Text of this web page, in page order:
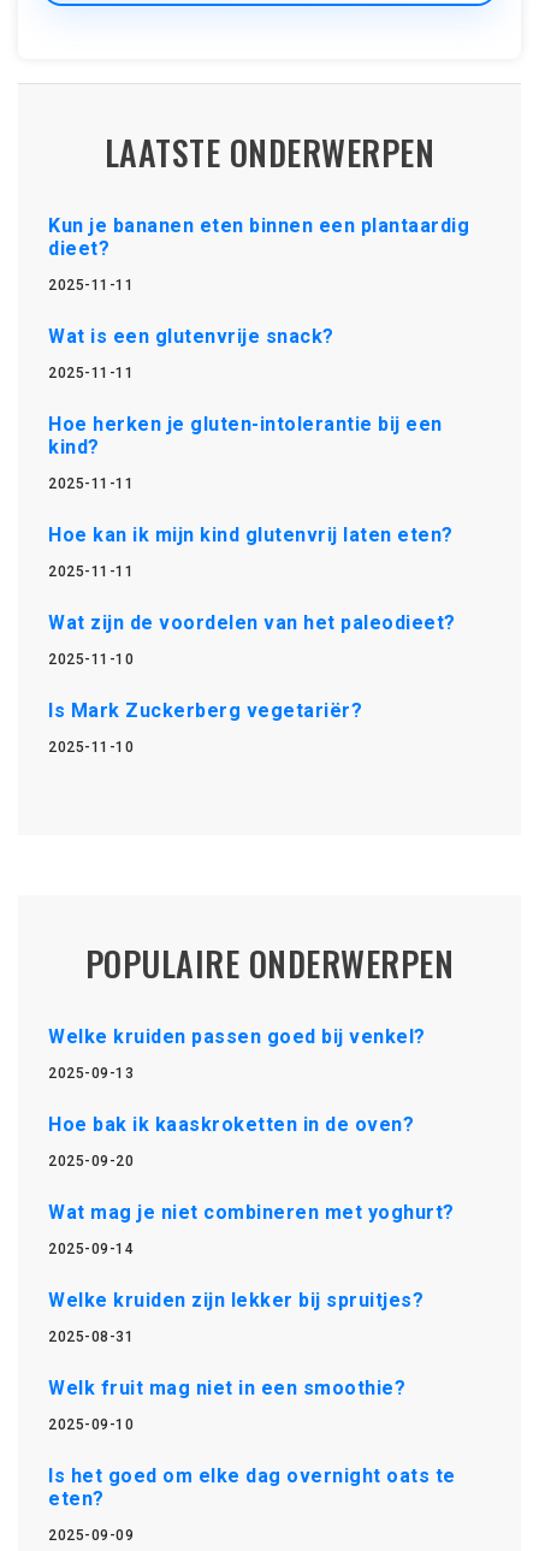
LAATSTE ONDERWERPEN
Kun je bananen eten binnen een plantaardig
dieet?
2025-11-11
Wat is een glutenvrije snack?
2025-11-11
Hoe herken je gluten-intolerantie bij een
kind?
2025-11-11
Hoe kan ik mijn kind glutenvrij laten eten?
2025-11-11
Wat zijn de voordelen van het paleodieet?
2025-11-10
Is Mark Zuckerberg vegetariër?
2025-11-10
POPULAIRE ONDERWERPEN
Welke kruiden passen goed bij venkel?
2025-09-13
Hoe bak ik kaaskroketten in de oven?
2025-09-20
Wat mag je niet combineren met yoghurt?
2025-09-14
Welke kruiden zijn lekker bij spruitjes?
2025-08-31
Welk fruit mag niet in een smoothie?
2025-09-10
Is het goed om elke dag overnight oats te
eten?
2025-09-09